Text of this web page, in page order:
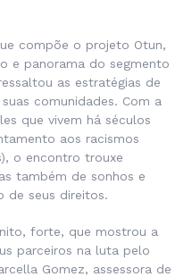
compõe o projeto Otun,
e panorama do segmento
as estratégias de
comunidades. Com a
que vivem há séculos
aos racismos
o encontro trouxe
também de sonhos e
de seus direitos.
forte, que mostrou a
parceiros na luta pelo
Gomez, assessora de